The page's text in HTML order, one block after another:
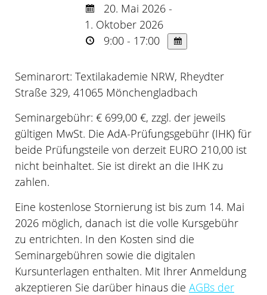
20. Mai 2026 -
1. Oktober 2026
9:00 - 17:00
Seminarort: Textilakademie NRW, Rheydter
Straße 329, 41065 Mönchengladbach
Seminargebühr: € 699,00 €, zzgl. der jeweils
gültigen MwSt. Die AdA-Prüfungsgebühr (IHK) für
beide Prüfungsteile von derzeit EURO 210,00 ist
nicht beinhaltet. Sie ist direkt an die IHK zu
zahlen.
Eine kostenlose Stornierung ist bis zum 14. Mai
2026 möglich, danach ist die volle Kursgebühr
zu entrichten. In den Kosten sind die
Seminargebühren sowie die digitalen
Kursunterlagen enthalten. Mit Ihrer Anmeldung
akzeptieren Sie darüber hinaus die AGBs der